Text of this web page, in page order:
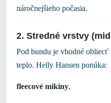
náročnejšieho počasia.
2. Stredné vrstvy
Pod bundu je vhodné obliecť
teplo. Helly Hansen ponúka:
fleecové mikiny,